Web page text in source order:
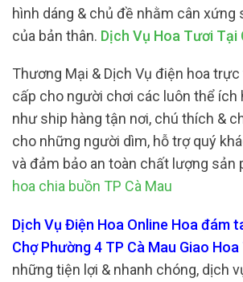
hình dáng & chủ đề nhằm cân xứng
của bản thân. Dịch Vụ Hoa Tươi Tại
Thương Mại & Dịch Vụ điện hoa
cấp cho người chơi các luôn thể ích
như ship hàng tận nơi, chú thích &
cho những người dìm, hỗ trợ quý
và đảm bảo an toàn chất lượng sản
hoa chia buồn TP Cà Mau
Dịch Vụ Điện Hoa Online Hoa đám
Chợ Phường 4 TP Cà Mau Giao
những tiện lợi & nhanh chóng, dịch